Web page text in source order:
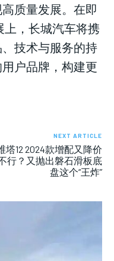
质量发展。在即
上，长城汽车将携
技术与服务的持
户品牌，构建更
NEXT ARTICLE
塔12 2024款增配又降价
行？又抛出磐石滑板底
盘这个“王炸”